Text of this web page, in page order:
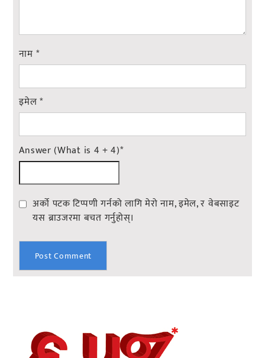
नाम *
इमेल*
Answer (What is 4 + 4)*
अर्को पटक टिप्पणी गर्नको लागि मेरो नाम, इमेल, र वेबसाइट
यस ब्राउजरमा बचत गर्नुहोस्।